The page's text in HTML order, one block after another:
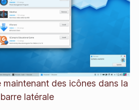
des icônes dans la
barre latérale